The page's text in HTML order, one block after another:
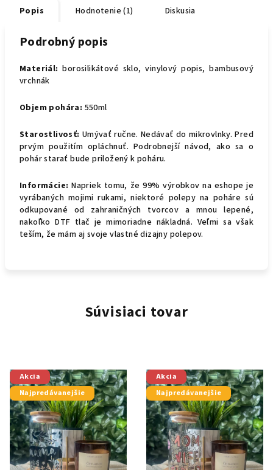
Popis Hodnotenie (1) Diskusia
Podrobný popis
Materiál: borosilikátové sklo, vinylový popis, bambusový
vrchnák
Objem pohára: 550ml
Starostlivosť: Umývať ručne. Nedávať do mikrovlnky. Pred
prvým použitím opláchnuť. Podrobnejší návod, ako sa o
pohár starať bude priložený k poháru.
Informácie:Napriek tomu, že 99% výrobkov na eshope je
vyrábaných mojimi rukami, niektoré polepy na poháre sú
odkupované od zahraničných tvorcov a mnou lepené,
nakoľko DTF tlač je mimoriadne nákladná. Veľmi sa však
teším, že mám aj svoje vlastné dizajny polepov.
Súvisiaci tovar
Akcia
Najpredávanejšie
Akcia
Najpredávanejšie